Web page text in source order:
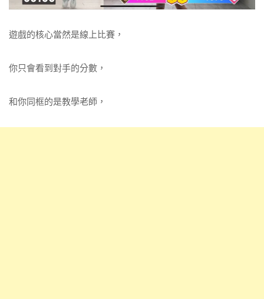
遊戲的核心當然是線上比賽，
你只會看到對手的分數，
和你同框的是教學老師，